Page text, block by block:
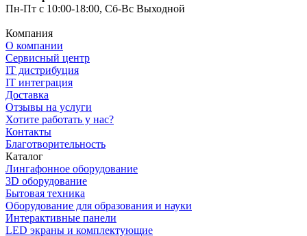
Пн-Пт с 10:00-18:00, Сб-Вс Выходной
Компания
О компании
Сервисный центр
IT дистрибуция
IT интеграция
Доставка
Отзывы на услуги
Хотите работать у нас?
Контакты
Благотворительность
Каталог
Лингафонное оборудование
3D оборудование
Бытовая техника
Оборудование для образования и науки
Интерактивные панели
LED экраны и комплектующие